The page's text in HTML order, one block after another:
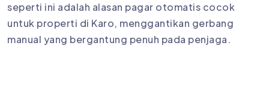
seperti ini adalah alasan pagar otomatis cocok
untuk properti di Karo, menggantikan gerbang
manual yang bergantung penuh pada penjaga.